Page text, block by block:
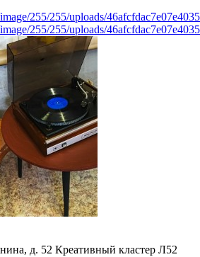
255/255/uploads/
255/255/uploads/
д. 52 Креативный кластер Л52